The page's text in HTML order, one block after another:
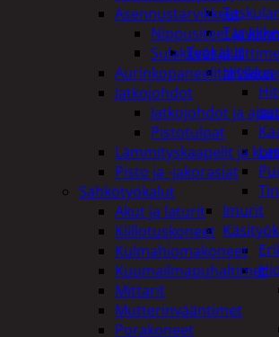
Työkalut
Hitsaus
Imurit
Asennustarvikkeet
Nippusiteet ja
Sulakkeet ja
Jatkojohdot
Jatkojohdot ja
Pistotulpat
Lämmityskaapelit ja
Pisto ja -jakorasiat
Sähkötyökalut
Akut ja laturit
Kiillotuskoneet
Kulmahiomakoneet
Kuumailmapuhaltimet
Mittarit
Mutterinvääntimet
Porakoneet